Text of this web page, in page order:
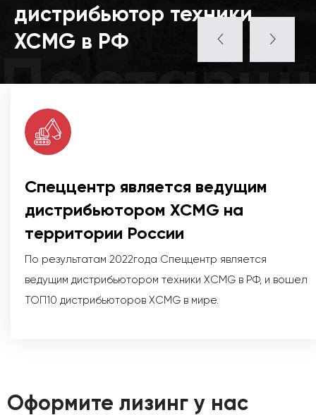
дистрибьютор техники
XCMG в РФ
Спеццентр является ведущим
дистрибьютором XCMG на
территории России
По результатам 2022года Спеццентр является
ведущим дистрибьютором техники XCMG в РФ, и вошел
ТОП10 дистрибьюторов XCMG в мире.
Оформите лизинг у нас